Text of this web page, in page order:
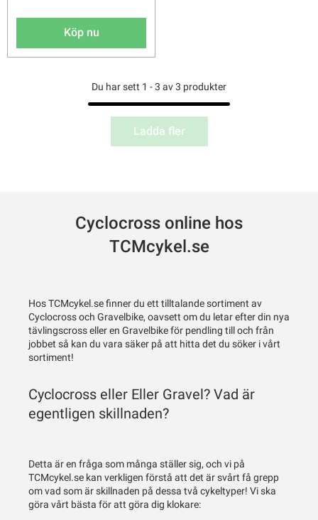
Köp nu
Du har sett 1 - 3 av 3 produkter
Ladda fler
Cyclocross online hos
TCMcykel.se
Hos TCMcykel.se finner du ett tilltalande sortiment av
Cyclocross och Gravelbike, oavsett om du letar efter din nya
tävlingscross eller en Gravelbike för pendling till och från
jobbet så kan du vara säker på att hitta det du söker i vårt
sortiment!
Cyclocross eller Eller Gravel? Vad är
egentligen skillnaden?
Detta är en fråga som många ställer sig, och vi på
TCMcykel.se kan verkligen förstå att det är svårt få grepp
om vad som är skillnaden på dessa två cykeltyper! Vi ska
göra vårt bästa för att göra dig klokare: